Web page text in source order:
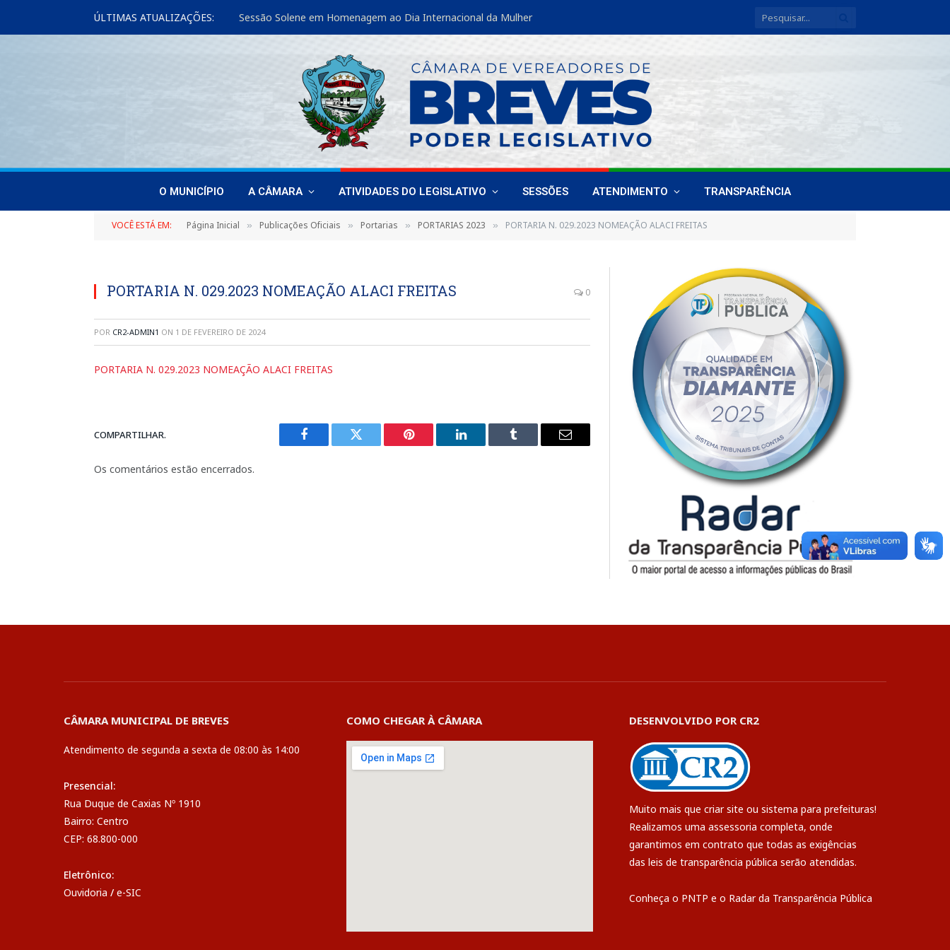
ÚLTIMAS ATUALIZAÇÕES: Sessão Solene em Homenagem ao Dia Internacional da Mulher
O MUNICÍPIO A CÂMARA ATIVIDADES DO LEGISLATIVO SESSÕES ATENDIMENTO TRANSPARÊNCIA
VOCÊ ESTÁ EM: Página Inicial » Publicações Oficiais » Portarias » PORTARIAS 2023 » PORTARIA N. 029.2023 NOMEAÇÃO ALACI FREITAS
PORTARIA N. 029.2023 NOMEAÇÃO ALACI FREITAS 0
POR CR2-ADMIN1 ON 1 DE FEVEREIRO DE 2024
PORTARIA N. 029.2023 NOMEAÇÃO ALACI FREITAS
COMPARTILHAR.
Facebook Twitter Pinterest LinkedIn Tumblr
E-
Os comentários estão encerrados.
CÂMARA MUNICIPAL DE BREVES
Atendimento de segunda a sexta de 08:00 às 14:00
Presencial:
Rua Duque de Caxias Nº 1910
Bairro: Centro
CEP: 68.800-000
Eletrônico:
Ouvidoria / e-SIC
COMO CHEGAR À CÂMARA DESENVOLVIDO POR CR2
Muito mais que criar site ou sistema para prefeituras!
Realizamos uma assessoria completa, onde
garantimos em contrato que todas as exigências
das leis de transparência pública serão atendidas.
Conheça o PNTP e o Radar da Transparência Pública